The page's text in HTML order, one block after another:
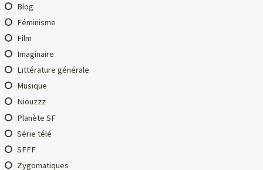
Blog
Féminisme
Film
Imaginaire
Littérature générale
Musique
Niouzzz
Planète SF
Série télé
SFFF
Zygomatiques